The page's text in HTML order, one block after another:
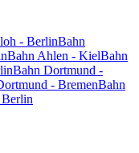
- BerlinBahn
Bahn Ahlen - KielBahn
Bahn Dortmund -
- BremenBahn